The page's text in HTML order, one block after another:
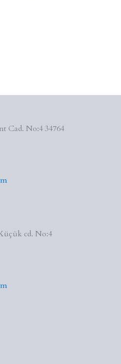
Cad. No:4 34764
cd. No:4